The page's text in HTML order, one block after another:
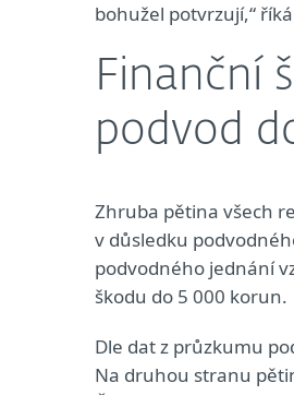
bohužel potvrzují,“
Finanční
podvod
Zhruba pětina všech
v důsledku
podvodného jednání
škodu do 5 000 korun.
Dle dat z průzkumu
Na druhou stranu